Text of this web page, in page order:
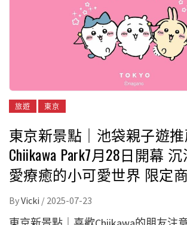
旅遊 東京
東京新景點｜池袋親子遊推
Chiikawa Park7月28日開幕
愛療癒的小可愛世界 限定
ByVicki / 2025-07-23